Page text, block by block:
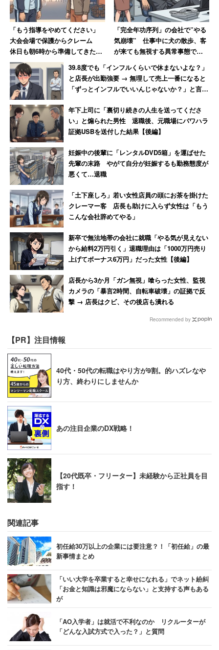
て来ているのかもしれない。
「もう指導をやめてください」
大会会場で保護からクレーム
休日も朝6時から準備してきた部
活動の指導者が思うこと
「完全年功序列」の会社で”やる
気崩壊” 仕事中に犬の散歩、客
が来ても無視する異常事態で
す」
39.8度でも「インフルくらいで休まないよな？」
と店長が出勤強要 → 無理して売上一番になると
「ずっとインフルでいいんじゃないか？」と言わ
年下上司に「裏切り続きの人生を送ってくださ
い」と煽られた男性 退職後、元職場にパワハラ
証拠USBを送付した結果【後編】
妊娠中の後輩に「レンタルDVD5箱」を運ばせた
先輩の末路 やがて自分が妊娠するも勤務態度が
悪くて…退職
「土下座しろ」若い女性店員の頭にお茶を掛けた
クレーマー客 店長も助けに入らず女性は「もう
こんな会社辞めてやる」
新卒で無法地帯の会社に就職「やる気が見えない
から給料2万円引く」退職理由は「1000万円売り
上げてボーナス6万円」だった女性【後編】
店長から3か月「ガン無視」喰らった女性、監視
カメラの「暴言2時間、自転車破壊」の証拠で反
撃 → 店長はクビ、その後店も潰れる
Recommended by
【PR】注目情報
40代・50代の転職はやり方が9割。的ハズレなや
り方、終わりにしませんか
あの注目企業のDX戦略！
【20代既卒・フリーター】未経験から正社員を目
指す！
関連記事
初任給30万以上の企業には要注意？！「初任給」の最
新事情まとめ
「いい大学を卒業すると幸せになれる」でネット紛糾
「お金と知識は邪魔にならない」と支持する声もある
が
「AO入学者」は就活で不利なのか リクルーターが
「どんな入試方式で入った？」と質問